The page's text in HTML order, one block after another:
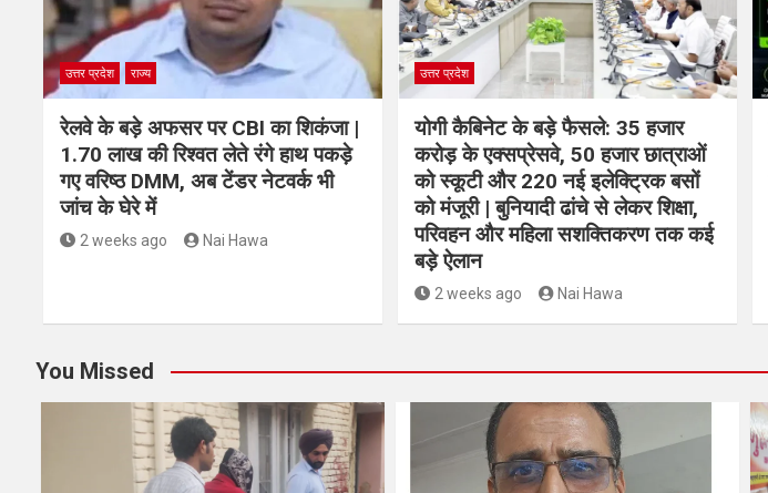
उत्तर प्रदेश राज्य
रेलवे के बड़े अफसर पर CBI का शिकंजा |
1.70 लाख की रिश्वत लेते रंगे हाथ पकड़े
गए वरिष्ठ DMM, अब टेंडर नेटवर्क भी
जांच के घेरे में
2 weeks ago Nai Hawa
उत्तर प्रदेश
योगी कैबिनेट के बड़े फैसले: 35 हजार
करोड़ के एक्सप्रेसवे, 50 हजार छात्राओं
को स्कूटी और 220 नई इलेक्ट्रिक बसों
को मंजूरी | बुनियादी ढांचे से लेकर शिक्षा,
परिवहन और महिला सशक्तिकरण तक कई
बड़े ऐलान
2 weeks ago Nai Hawa
You Missed